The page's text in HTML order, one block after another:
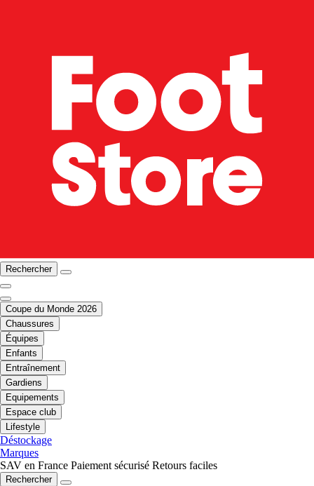
Rechercher
Coupe du Monde 2026
Chaussures
Équipes
Enfants
Entraînement
Gardiens
Equipements
Espace club
Lifestyle
Déstockage
Marques
SAV en France Paiement sécurisé Retours faciles
Rechercher